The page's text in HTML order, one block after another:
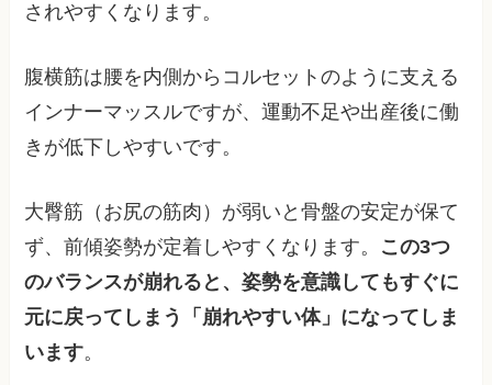
されやすくなります。
腹横筋は腰を内側からコルセットのように支える
インナーマッスルですが、運動不足や出産後に働
きが低下しやすいです。
大臀筋（お尻の筋肉）が弱いと骨盤の安定が保て
ず、前傾姿勢が定着しやすくなります。 この3つ
のバランスが崩れると、姿勢を意識してもすぐに
元に戻ってしまう「崩れやすい体」になってしま
います。